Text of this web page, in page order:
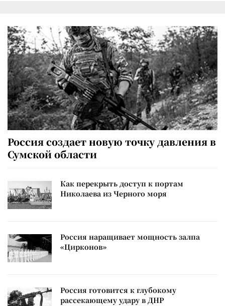
Россия создает новую точку давления в
Сумской области
Как перекрыть доступ к портам
Николаева из Черного моря
Россия наращивает мощность залпа
«Цирконов»
Россия готовится к глубокому
рассекающему удару в ДНР